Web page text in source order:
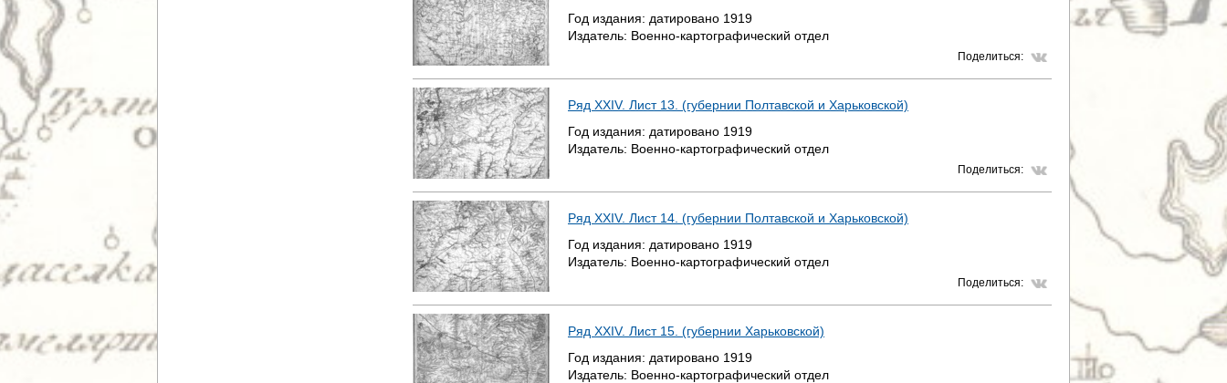
Год издания: датировано 1919
Издатель: Военно-картографический отдел
Поделиться:
Ряд XXIV. Лист 13. (губернии Полтавской и Харьковской)
Год издания: датировано 1919
Издатель: Военно-картографический отдел
Поделиться:
Ряд XXIV. Лист 14. (губернии Полтавской и Харьковской)
Год издания: датировано 1919
Издатель: Военно-картографический отдел
Поделиться:
Ряд XXIV. Лист 15. (губернии Харьковской)
Год издания: датировано 1919
Издатель: Военно-картографический отдел